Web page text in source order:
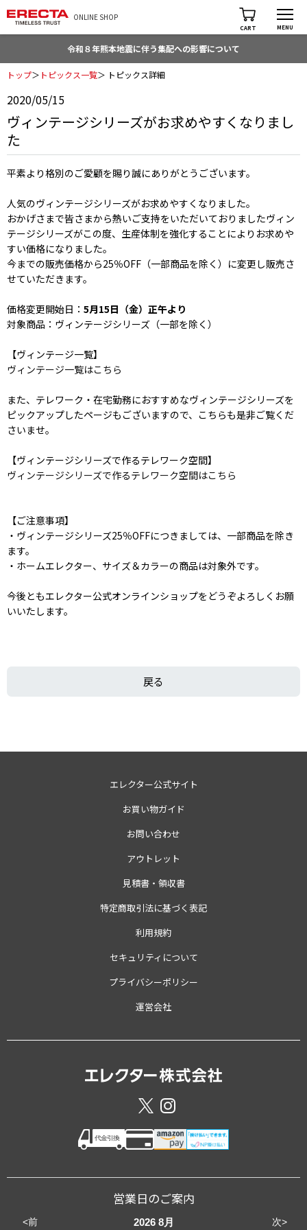
ONLINE SHOP
CART MENU
令和８年熊本地震に伴う集配への影響について
トップ＞ トピックス一覧＞ トピックス詳細
2020/05/15
ヴィンテージシリーズがお求めやすくなりまし
た
平素より格別のご愛顧を賜り誠にありがとうございます。
人気のヴィンテージシリーズがお求めやすくなりました。
おかげさまで皆さまから熱いご支持をいただいておりましたヴィン
テージシリーズがこの度、生産体制を強化することによりお求めや
すい価格になりました。
今までの販売価格から25％OFF（一部商品を除く）に変更し販売さ
せていただきます。
価格変更開始日： 5月15日（金）正午より
対象商品：ヴィンテージシリーズ（一部を除く）
【ヴィンテージ一覧】
ヴィンテージ一覧はこちら
また、テレワーク・在宅勤務におすすめなヴィンテージシリーズを
ピックアップしたページもございますので、こちらも是非ご覧くだ
さいませ。
【ヴィンテージシリーズで作るテレワーク空間】
ヴィンテージシリーズで作るテレワーク空間はこちら
【ご注意事項】
・ヴィンテージシリーズ25％OFFにつきましては、一部商品を除き
ます。
・ホームエレクター、サイズ＆カラーの商品は対象外です。
今後ともエレクター公式オンラインショップをどうぞよろしくお願
いいたします。
戻る
エレクター公式サイト
お買い物ガイド
お問い合わせ
アウトレット
見積書・領収書
特定商取引法に基づく表記
利用規約
セキュリティについて
プライバシーポリシー
運営会社
営業日のご案内
<前 次>
2026 8月